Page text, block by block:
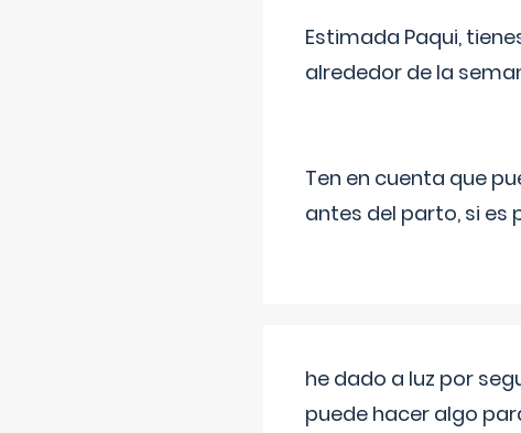
Estimada Paqui,
alrededor de la
Ten en cuenta que
antes del parto, si es
he dado a luz por
puede hacer algo